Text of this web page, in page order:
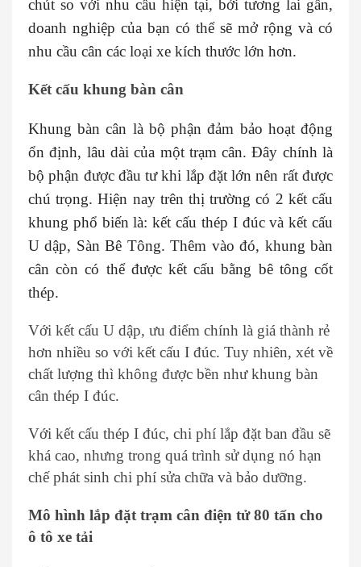
chút so với nhu cầu hiện tại, bởi tương lai gần,
doanh nghiệp của bạn có thể sẽ mở rộng và có
nhu cầu cân các loại xe kích thước lớn hơn.
Kết cấu khung bàn cân
Khung bàn cân là bộ phận đảm bảo hoạt động
ổn định, lâu dài của một trạm cân. Đây chính là
bộ phận được đầu tư khi lắp đặt lớn nên rất được
chú trọng. Hiện nay trên thị trường có 2 kết cấu
khung phổ biến là: kết cấu thép I đúc và kết cấu
U dập, Sàn Bê Tông. Thêm vào đó, khung bàn
cân còn có thể được kết cấu bằng bê tông cốt
thép.
Với kết cấu U dập, ưu điểm chính là giá thành rẻ
hơn nhiều so với kết cấu I đúc. Tuy nhiên, xét về
chất lượng thì không được bền như khung bàn
cân thép I đúc.
Với kết cấu thép I đúc, chi phí lắp đặt ban đầu sẽ
khá cao, nhưng trong quá trình sử dụng nó hạn
chế phát sinh chi phí sửa chữa và bảo dưỡng.
Mô hình lắp đặt trạm cân điện tử 80 tấn cho
ô tô xe tải